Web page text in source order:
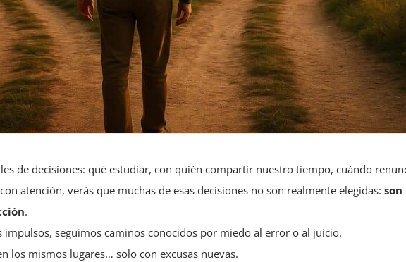
de decisiones: qué estudiar, con quién compartir nuestro tiempo, cuándo
atención, verás que muchas de esas decisiones no son realmente elegidas:son
.
impulsos, seguimos caminos conocidos por miedo al error o al juicio.
los mismos lugares… solo con excusas nuevas.